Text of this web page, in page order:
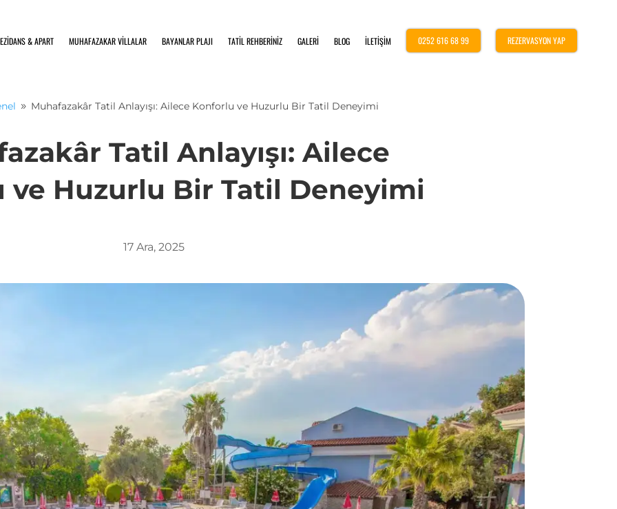
& APART MUHAFAZAKAR VİLLALAR BAYANLAR PLAJI TATİL REHBERİNİZ GALERİ BLOG İLETİŞİM 0252 616 68 99 REZERVASYON YAP
9 Muhafazakâr Tatil Anlayışı: Ailece Konforlu ve Huzurlu Bir Tatil Deneyimi
Tatil Anlayışı: Ailece
ve Huzurlu Bir Tatil Deneyimi
17 Ara, 2025